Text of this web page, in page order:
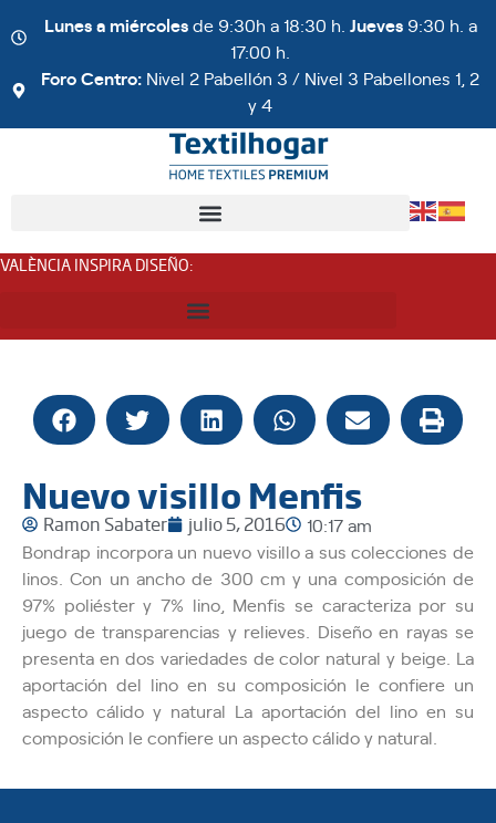
Lunes a miércolesde 9:30h a 18:30 h. Jueves 9:30 h. a
17:00 h.
Foro Centro: Nivel 2 Pabellón 3 / Nivel 3 Pabellones 1, 2
y 4
VALÈNCIA INSPIRA DISEÑO:
Nuevo visillo Menfis
Ramon Sabater julio 5, 2016
10:17 am
Bondrap incorpora un nuevo visillo a sus colecciones de
linos. Con un ancho de 300 cm y una composición de
97% poliéster y 7% lino, Menfis se caracteriza por su
juego de transparencias y relieves. Diseño en rayas se
presenta en dos variedades de color natural y beige. La
aportación del lino en su composición le confiere un
aspecto cálido y natural La aportación del lino en su
composición le confiere un aspecto cálido y natural.